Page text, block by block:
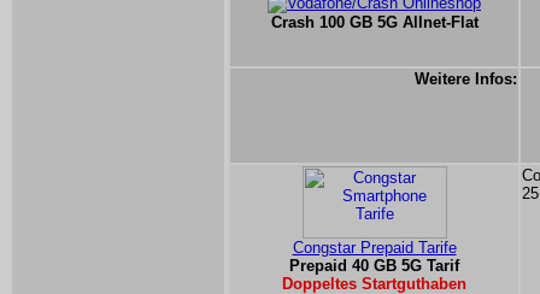
Crash 100 GB 5G Allnet-Flat
Weitere Infos:
Congstar Prepaid Tarife
Prepaid 40 GB 5G Tarif
Doppeltes Startguthaben